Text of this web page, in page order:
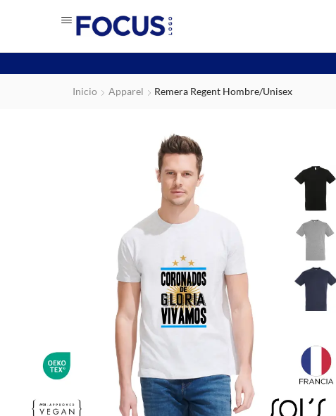
Inicio Apparel Remera Regent Hombre/Unisex